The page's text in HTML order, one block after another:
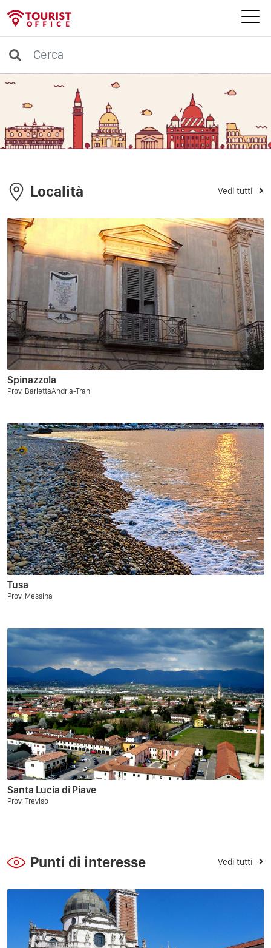
Località Vedi tutti
Spinazzola
Prov. BarlettaAndria-Trani
Tusa
Prov. Messina
Santa Lucia di Piave
Prov. Treviso
Punti di interesse Vedi tutti